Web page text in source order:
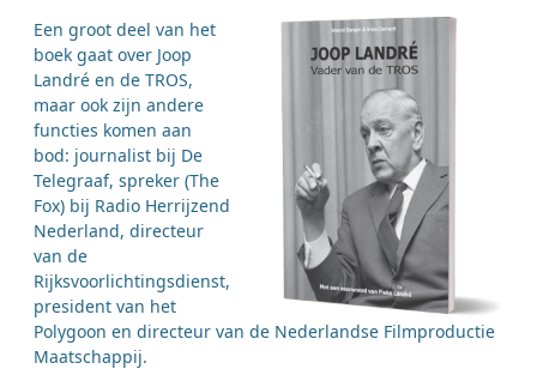
Een groot deel van het
boek gaat over Joop
Landré en de TROS,
maar ook zijn andere
functies komen aan
bod: journalist bij De
Telegraaf, spreker (The
Fox) bij Radio Herrijzend
Nederland, directeur
van de
Rijksvoorlichtingsdienst,
president van het
Polygoon en directeur van de Nederlandse Filmproductie
Maatschappij.